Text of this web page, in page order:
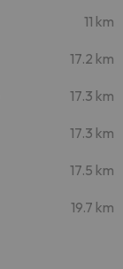
11 km
17.2 km
17.3 km
17.3 km
17.5 km
19.7 km